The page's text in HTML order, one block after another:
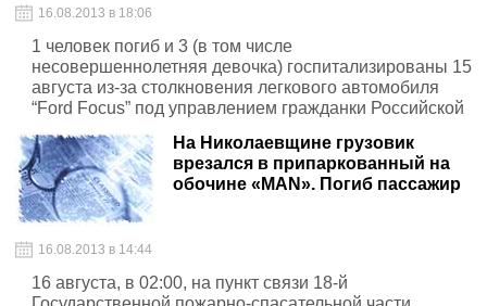
16.08.2013 в 18:06
1 человек погиб и 3 (в том числе
несовершеннолетняя девочка) госпитализированы 15
августа из-за столкновения легкового автомобиля
“Ford Focus” под управлением гражданки Российской
T5″ на 17 км автодороги Геническ – Стрелковое
(Генический район Херсонской области), передает
корреспондент ОПГ_Херсон.
На Николаевщине грузовик
врезался в припаркованный на
обочине «МАN». Погиб пассажир
16.08.2013 в 14:44
16 августа, в 02:00, на пункт связи 18-й